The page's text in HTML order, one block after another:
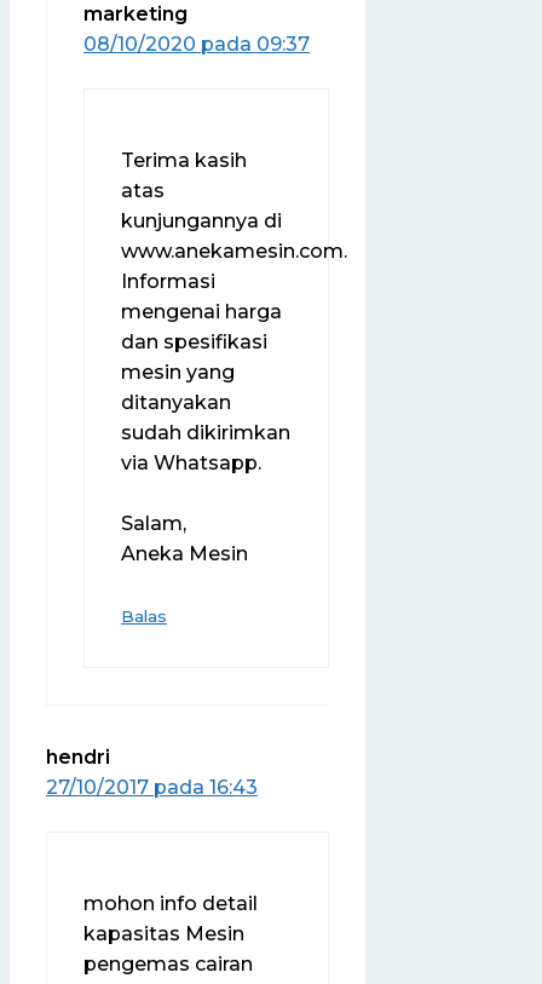
marketing
08/10/2020 pada 09:37
Terima kasih
atas
kunjungannya di
www.anekamesin.com.
Informasi
mengenai harga
dan spesifikasi
mesin yang
ditanyakan
sudah dikirimkan
via Whatsapp.
Salam,
Aneka Mesin
Balas
hendri
27/10/2017 pada 16:43
mohon info detail
kapasitas Mesin
pengemas cairan